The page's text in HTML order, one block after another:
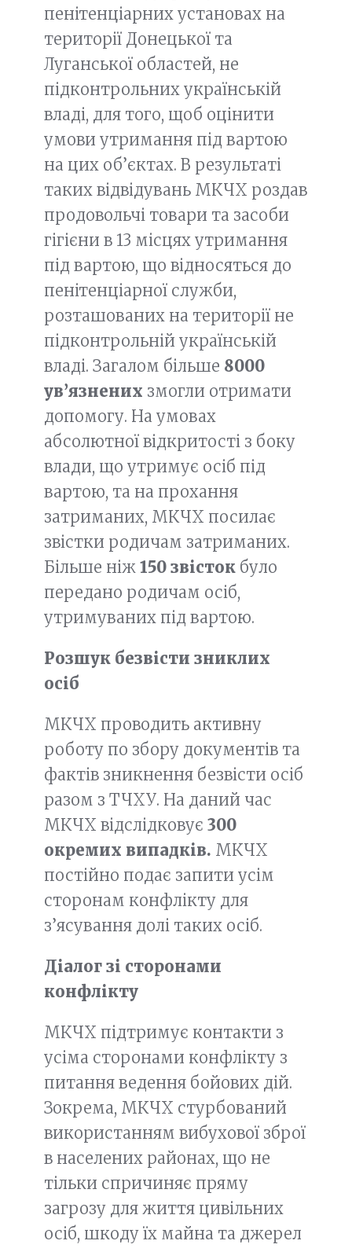
пенітенціарних установах на
території Донецької та
Луганської областей, не
підконтрольних українській
владі, для того, щоб оцінити
умови утримання під вартою
на цих об’єктах. В результаті
таких відвідувань МКЧХ роздав
продовольчі товари та засоби
гігієни в 13 місцях утримання
під вартою, що відносяться до
пенітенціарної служби,
розташованих на території не
підконтрольній українській
владі. Загалом більше 8000
ув’язнених змогли отримати
допомогу. На умовах
абсолютної відкритості з боку
влади, що утримує осіб під
вартою, та на прохання
затриманих, МКЧХ посилає
звістки родичам затриманих.
Більше ніж 150 звісток було
передано родичам осіб,
утримуваних під вартою.
Розшук безвісти зниклих
осіб
МКЧХ проводить активну
роботу по збору документів та
фактів зникнення безвісти осіб
разом з ТЧХУ. На даний час
МКЧХ відслідковує 300
окремих випадків. МКЧХ
постійно подає запити усім
сторонам конфлікту для
з’ясування долі таких осіб.
Діалог зі сторонами
конфлікту
МКЧХ підтримує контакти з
усіма сторонами конфлікту з
питання ведення бойових дій.
Зокрема, МКЧХ стурбований
використанням вибухової зброї
в населених районах, що не
тільки спричиняє пряму
загрозу для життя цивільних
осіб, шкоду їх майна та джерел